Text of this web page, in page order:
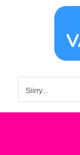
Siirry...